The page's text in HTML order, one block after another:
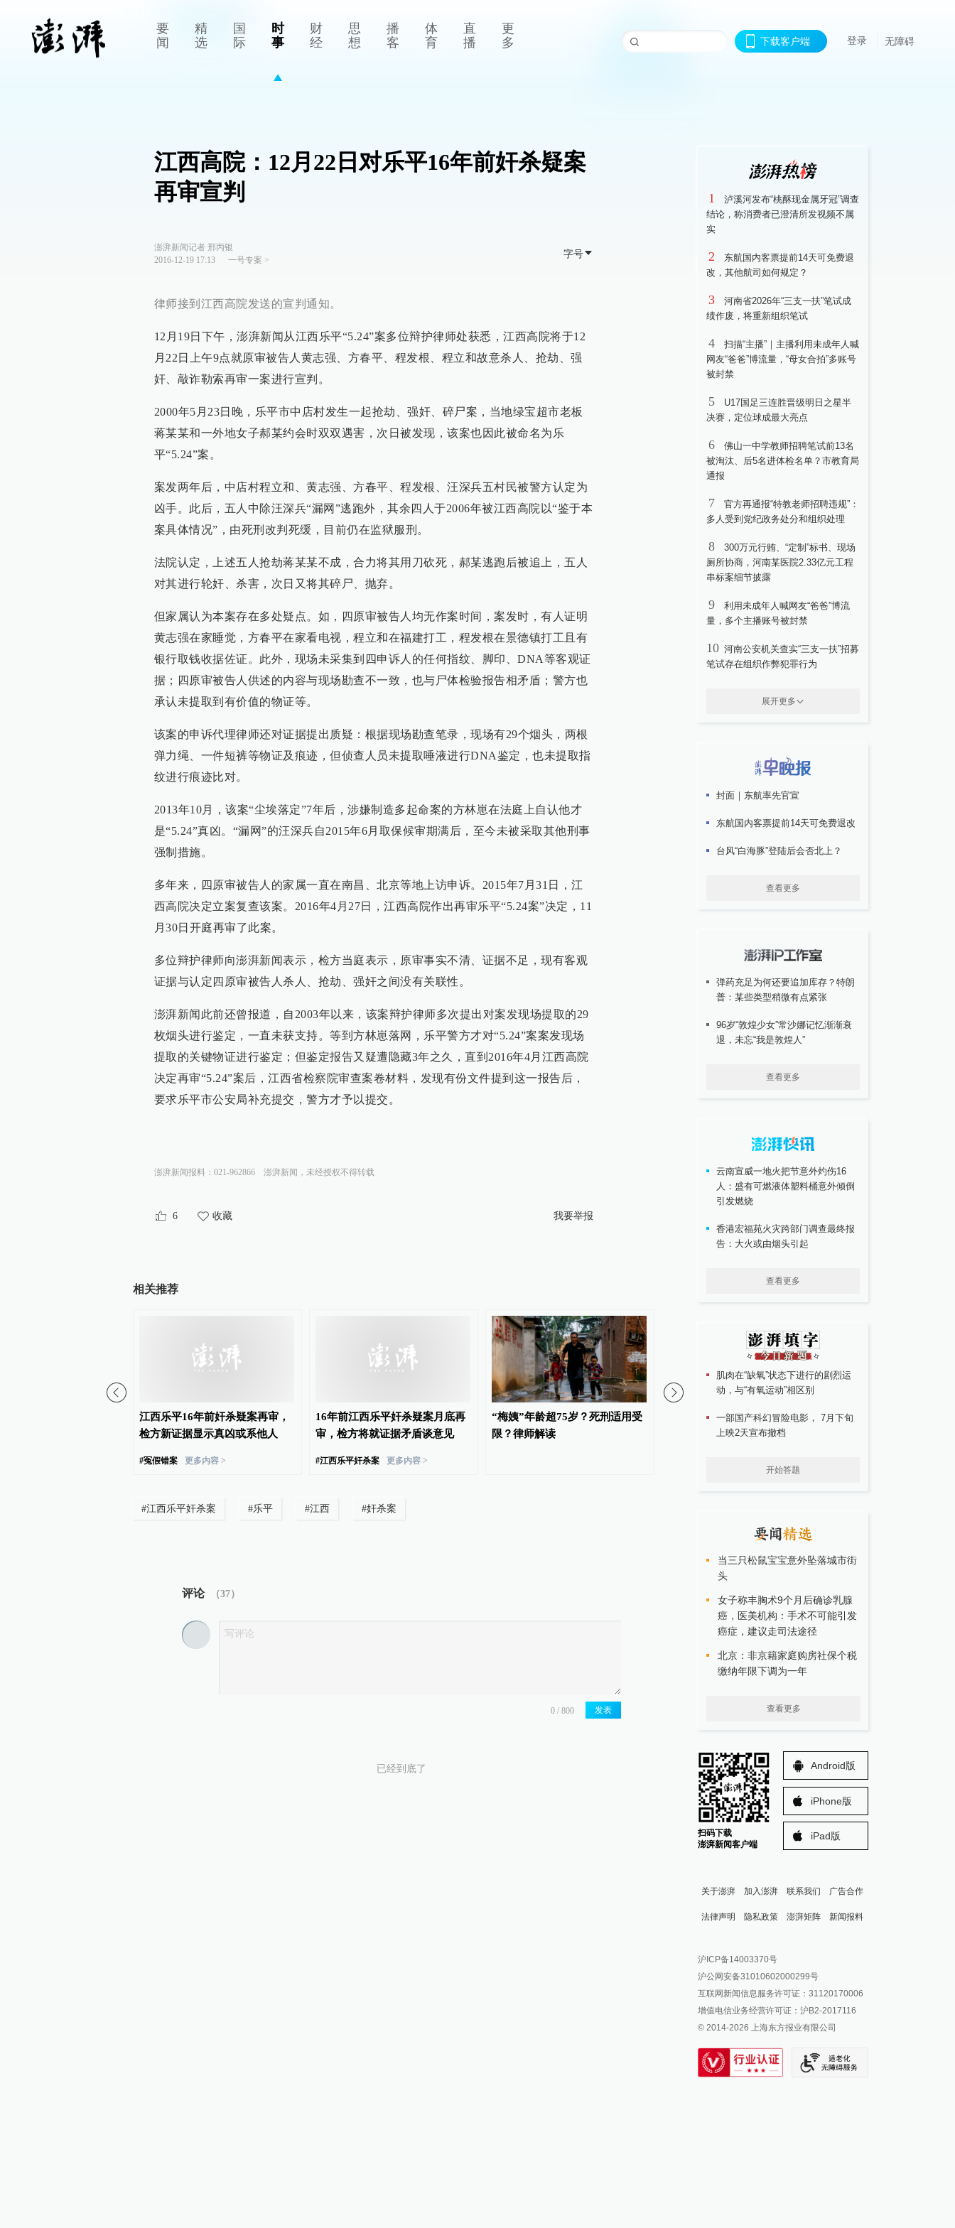
要
闻
精
选
国
际
时
事
财
经
思
想
播
客
体
育
直
播
更
多
下载客户端 登录 无障碍
江西高院：12月22日对乐平16年前奸杀疑案
再审宣判
澎湃新闻记者 邢丙银
2016-12-19 17:13
一号专案 >
字号
律师接到江西高院发送的宣判通知。
12月19日下午，澎湃新闻从江西乐平“5.24”案多位辩护律师处获悉，江西高院将于12
月22日上午9点就原审被告人黄志强、方春平、程发根、程立和故意杀人、抢劫、强
奸、敲诈勒索再审一案进行宣判。
2000年5月23日晚，乐平市中店村发生一起抢劫、强奸、碎尸案，当地绿宝超市老板
蒋某某和一外地女子郝某约会时双双遇害，次日被发现，该案也因此被命名为乐
平“5.24”案。
案发两年后，中店村程立和、黄志强、方春平、程发根、汪深兵五村民被警方认定为
凶手。此后，五人中除汪深兵“漏网”逃跑外，其余四人于2006年被江西高院以“鉴于本
案具体情况”，由死刑改判死缓，目前仍在监狱服刑。
法院认定，上述五人抢劫蒋某某不成，合力将其用刀砍死，郝某逃跑后被追上，五人
对其进行轮奸、杀害，次日又将其碎尸、抛弃。
但家属认为本案存在多处疑点。如，四原审被告人均无作案时间，案发时，有人证明
黄志强在家睡觉，方春平在家看电视，程立和在福建打工，程发根在景德镇打工且有
银行取钱收据佐证。此外，现场未采集到四申诉人的任何指纹、脚印、DNA等客观证
据；四原审被告人供述的内容与现场勘查不一致，也与尸体检验报告相矛盾；警方也
承认未提取到有价值的物证等。
该案的申诉代理律师还对证据提出质疑：根据现场勘查笔录，现场有29个烟头，两根
弹力绳、一件短裤等物证及痕迹，但侦查人员未提取唾液进行DNA鉴定，也未提取指
纹进行痕迹比对。
2013年10月，该案“尘埃落定”7年后，涉嫌制造多起命案的方林崽在法庭上自认他才
是“5.24”真凶。“漏网”的汪深兵自2015年6月取保候审期满后，至今未被采取其他刑事
强制措施。
多年来，四原审被告人的家属一直在南昌、北京等地上访申诉。2015年7月31日，江
西高院决定立案复查该案。2016年4月27日，江西高院作出再审乐平“5.24案”决定，11
月30日开庭再审了此案。
多位辩护律师向澎湃新闻表示，检方当庭表示，原审事实不清、证据不足，现有客观
证据与认定四原审被告人杀人、抢劫、强奸之间没有关联性。
澎湃新闻此前还曾报道，自2003年以来，该案辩护律师多次提出对案发现场提取的29
枚烟头进行鉴定，一直未获支持。等到方林崽落网，乐平警方才对“5.24”案案发现场
提取的关键物证进行鉴定；但鉴定报告又疑遭隐藏3年之久，直到2016年4月江西高院
决定再审“5.24”案后，江西省检察院审查案卷材料，发现有份文件提到这一报告后，
要求乐平市公安局补充提交，警方才予以提交。
澎湃新闻报料：021-962866 澎湃新闻，未经授权不得转载
6 收藏 我要举报
相关推荐
江西乐平16年前奸杀疑案再审，
检方新证据显示真凶或系他人
#冤假错案 更多内容 >
16年前江西乐平奸杀疑案月底再
审，检方将就证据矛盾谈意见
#江西乐平奸杀案 更多内容 >
“梅姨”年龄超75岁？死刑适用受
限？律师解读
四川资阳原市长王善平一审获刑
十一年，检举他人被认定立功
重庆“代人信访被判寻
#江西乐平奸杀案 #乐平 #江西 #奸杀案
评论 （37）
发表
已经到底了
1
泸溪河发布“桃酥现金属牙冠”调查
结论，称消费者已澄清所发视频不属
实
2
东航国内客票提前14天可免费退
改，其他航司如何规定？
3
河南省2026年“三支一扶”笔试成
绩作废，将重新组织笔试
4
扫描“主播”｜主播利用未成年人喊
网友“爸爸”博流量，“母女合拍”多账号
被封禁
5
U17国足三连胜晋级明日之星半
决赛，定位球成最大亮点
6
佛山一中学教师招聘笔试前13名
被淘汰、后5名进体检名单？市教育局
通报
7
官方再通报“特教老师招聘违规”：
多人受到党纪政务处分和组织处理
8
300万元行贿、“定制”标书、现场
厕所协商，河南某医院2.33亿元工程
串标案细节披露
9
利用未成年人喊网友“爸爸”博流
量，多个主播账号被封禁
10 河南公安机关查实“三支一扶”招募
笔试存在组织作弊犯罪行为
展开更多
封面｜东航率先官宣
东航国内客票提前14天可免费退改
台风“白海豚”登陆后会否北上？
查看更多
弹药充足为何还要追加库存？特朗
普：某些类型稍微有点紧张
96岁“敦煌少女”常沙娜记忆渐渐衰
退，未忘“我是敦煌人”
查看更多
云南宣威一地火把节意外灼伤16
人：盛有可燃液体塑料桶意外倾倒
引发燃烧
香港宏福苑火灾跨部门调查最终报
告：大火或由烟头引起
查看更多
肌肉在“缺氧”状态下进行的剧烈运
动，与“有氧运动”相区别
一部国产科幻冒险电影， 7月下旬
上映2天宣布撤档
开始答题
当三只松鼠宝宝意外坠落城市街
头
女子称丰胸术9个月后确诊乳腺
癌，医美机构：手术不可能引发
癌症，建议走司法途径
北京：非京籍家庭购房社保个税
缴纳年限下调为一年
查看更多
扫码下载
澎湃新闻客户端
Android版
iPhone版
iPad版
关于澎湃 加入澎湃 联系我们 广告合作
法律声明 隐私政策 澎湃矩阵
澎湃新闻公众号
澎湃新闻抖音号
派生万物开放平台
IP SHANGHAI
SIXTH TONE
新闻报料
报料邮箱: news@thepaper.cn
沪ICP备14003370号
沪公网安备31010602000299号
互联网新闻信息服务许可证：31120170006
增值电信业务经营许可证：沪B2-2017116
© 2014-2026 上海东方报业有限公司